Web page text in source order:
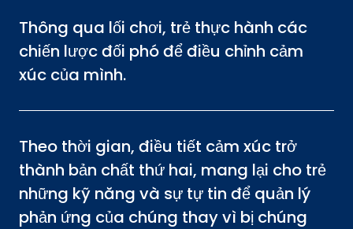
Thông qua lối chơi, trẻ thực hành các
chiến lược đối phó để điều chỉnh cảm
xúc của mình.
Theo thời gian, điều tiết cảm xúc trở
thành bản chất thứ hai, mang lại cho trẻ
những kỹ năng và sự tự tin để quản lý
phản ứng của chúng thay vì bị chúng